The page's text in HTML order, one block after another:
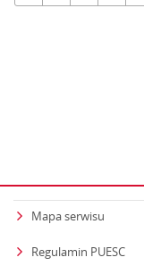
Mapa serwisu
Regulamin PUESC